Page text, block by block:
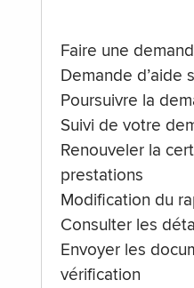
Faire une
Demande d’aide
Poursuivre la
Suivi de votre
Renouveler la
prestations
Modification du
Consulter les
Envoyer les
vérification